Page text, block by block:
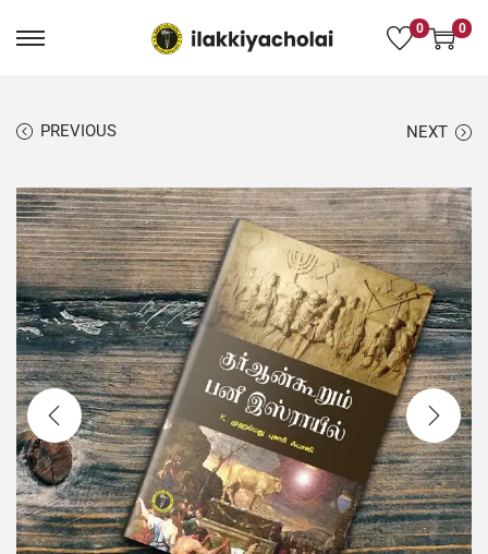
0 0
PREVIOUS NEXT